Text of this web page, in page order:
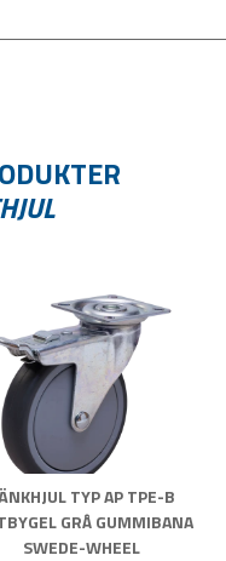
TYP AP TPE-B
GRÅ GUMMIBANA
SWEDE-WHEEL